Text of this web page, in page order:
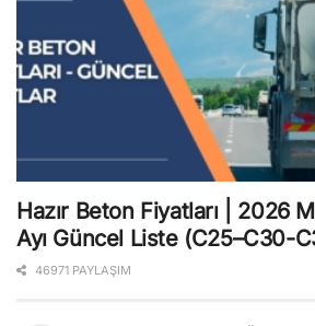
Hazır Beton Fiyatları | 2026
Ayı Güncel Liste (C25–C30-
46971 PAYLAŞIM